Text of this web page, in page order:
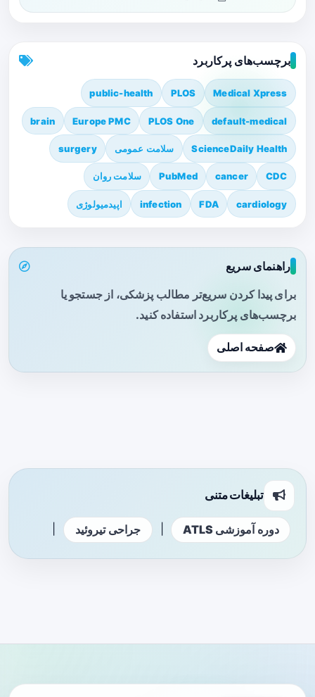
برچسب‌های پرکاربرد
Medical Xpress
PLOS
public-health
default-medical
PLOS One
Europe PMC
brain
ScienceDaily Health سلامت عمومی surgery
CDC
cancer
PubMed سلامت روان
cardiology
FDA
infection اپیدمیولوژی
راهنمای سریع
برای پیدا کردن سریع‌تر مطالب پزشکی، از جستجو یا
برچسب‌های پرکاربرد استفاده کنید.
صفحه اصلی
تبلیغات متنی
دوره آموزشی ATLS جراحی تیروئید